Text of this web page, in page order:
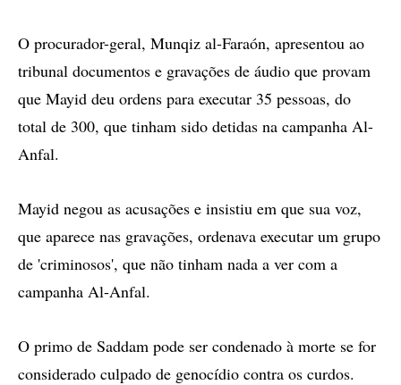
O procurador-geral, Munqiz al-Faraón, apresentou ao
tribunal documentos e gravações de áudio que provam
que Mayid deu ordens para executar 35 pessoas, do
total de 300, que tinham sido detidas na campanha Al-
Anfal.
Mayid negou as acusações e insistiu em que sua voz,
que aparece nas gravações, ordenava executar um grupo
de 'criminosos', que não tinham nada a ver com a
campanha Al-Anfal.
O primo de Saddam pode ser condenado à morte se for
considerado culpado de genocídio contra os curdos.